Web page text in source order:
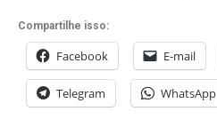
Compartilhe isso:
Facebook E-mail
Telegram WhatsApp